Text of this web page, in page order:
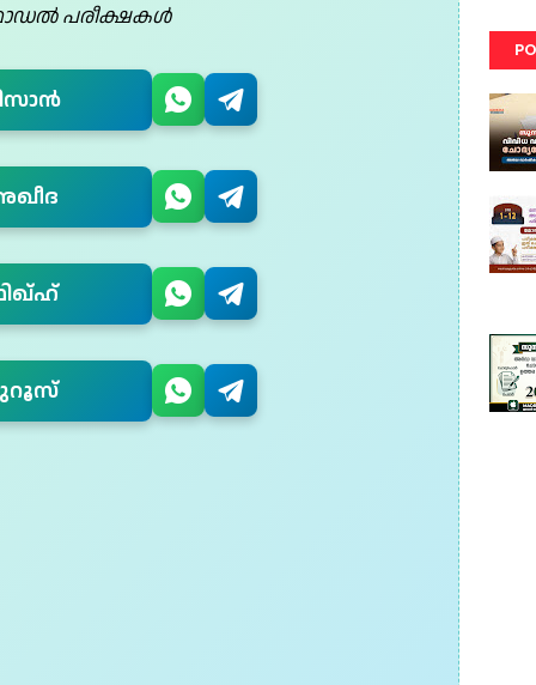
പരീക്ഷകൾ